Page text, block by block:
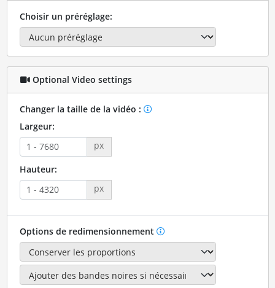
Choisir un préréglage:
Optional Video settings
Changer la taille de la vidéo :
Largeur:
px
Hauteur:
px
Options de redimensionnement